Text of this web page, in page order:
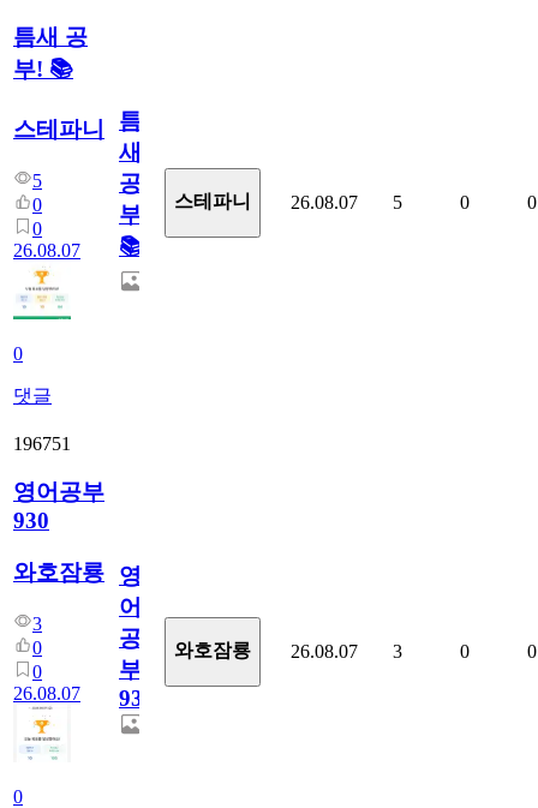
틈새 공
부! 📚
스테파니
5
0
0
26.08.07
0
댓글
틈
새
공
부!
📚
스테파니 26.08.07 5 0 0
196751
영어공부
930
와호잠룡
3
0
0
26.08.07
0
영
어
공
부
930
와호잠룡 26.08.07 3 0 0